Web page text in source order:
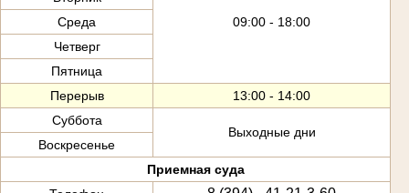
09:00 - 18:00
Среда
Четверг
Пятница
Перерыв
13:00 - 14:00
Суббота
Выходные дни
Воскресенье
Приемная суда